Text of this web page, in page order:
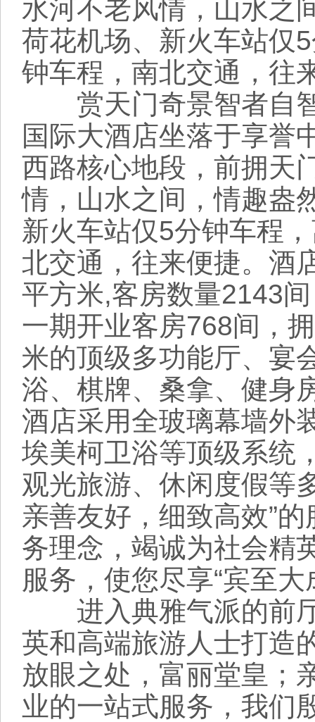
水河不老风情，山水之
荷花机场、新火车站仅
钟车程，南北交通，往
赏天门奇景智者自智
国际大酒店坐落于享誉
西路核心地段，前拥天
情，山水之间，情趣盎
新火车站仅5分钟车程
北交通，往来便捷。酒
平方米,客房数量2143
一期开业客房768间，
米的顶级多功能厅、宴
浴、棋牌、桑拿、健身
酒店采用全玻璃幕墙外
埃美柯卫浴等顶级系统
观光旅游、休闲度假等
亲善友好，细致高效”
务理念，竭诚为社会精
服务，使您尽享“宾至
进入典雅气派的前厅
英和高端旅游人士打造
放眼之处，富丽堂皇；
业的一站式服务，我们